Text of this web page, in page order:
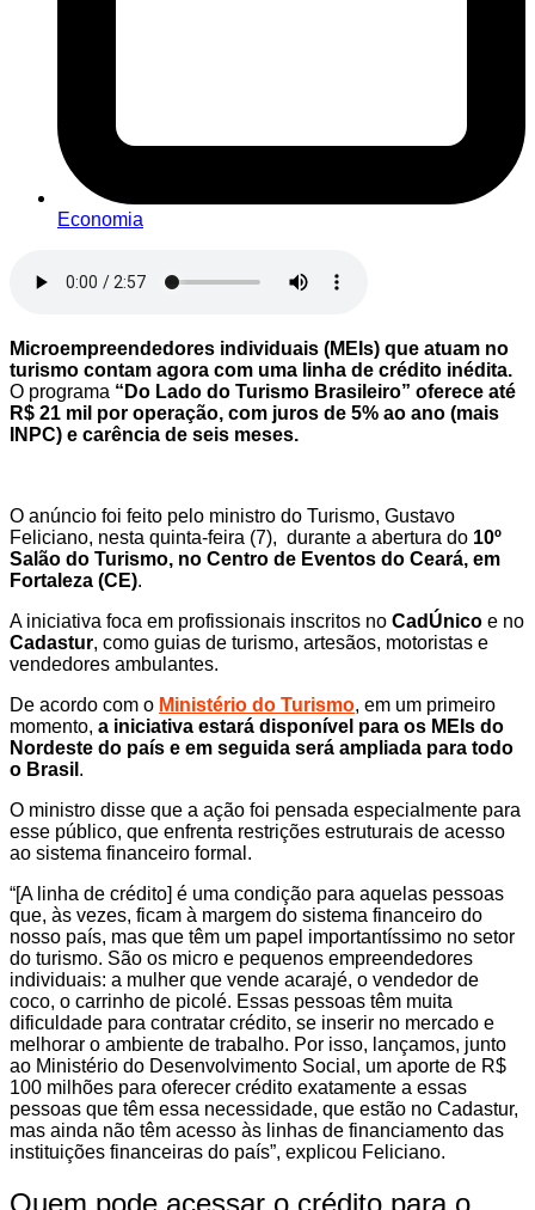
Economia
Microempreendedores individuais (MEIs) que atuam no
turismo contam agora com uma linha de crédito inédita.
O programa “Do Lado do Turismo Brasileiro” oferece até
R$ 21 mil por operação, com juros de 5% ao ano (mais
INPC) e carência de seis meses.
O anúncio foi feito pelo ministro do Turismo, Gustavo
Feliciano, nesta quinta-feira (7), durante a abertura do 10º
Salão do Turismo, no Centro de Eventos do Ceará, em
Fortaleza (CE).
A iniciativa foca em profissionais inscritos no CadÚnico e no
Cadastur, como guias de turismo, artesãos, motoristas e
vendedores ambulantes.
De acordo com o Ministério do Turismo, em um primeiro
momento, a iniciativa estará disponível para os MEIs do
Nordeste do país e em seguida será ampliada para todo
o Brasil .
O ministro disse que a ação foi pensada especialmente para
esse público, que enfrenta restrições estruturais de acesso
ao sistema financeiro formal.
“[A linha de crédito] é uma condição para aquelas pessoas
que, às vezes, ficam à margem do sistema financeiro do
nosso país, mas que têm um papel importantíssimo no setor
do turismo. São os micro e pequenos empreendedores
individuais: a mulher que vende acarajé, o vendedor de
coco, o carrinho de picolé. Essas pessoas têm muita
dificuldade para contratar crédito, se inserir no mercado e
melhorar o ambiente de trabalho. Por isso, lançamos, junto
ao Ministério do Desenvolvimento Social, um aporte de R$
100 milhões para oferecer crédito exatamente a essas
pessoas que têm essa necessidade, que estão no Cadastur,
mas ainda não têm acesso às linhas de financiamento das
instituições financeiras do país”, explicou Feliciano.
Quem pode acessar o crédito para o